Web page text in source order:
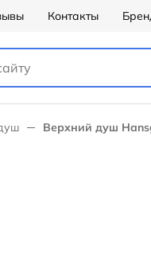
Контакты
Верхний душ